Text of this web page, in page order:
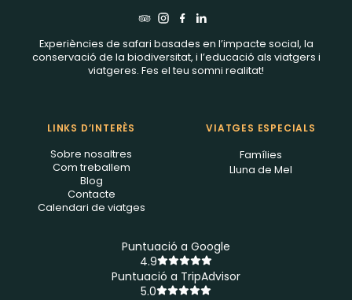
Experiències de safari basades en l’impacte social, la
conservació de la biodiversitat, i l’educació als viatgers i
viatgeres. Fes el teu somni realitat!
LINKS D’INTERÈS
Sobre nosaltres
Com treballem
Blog
Contacte
Calendari de viatges
VIATGES ESPECIALS
Famílies
Lluna de Mel
Puntuació a Google
4.9
Puntuació a TripAdvisor
5.0